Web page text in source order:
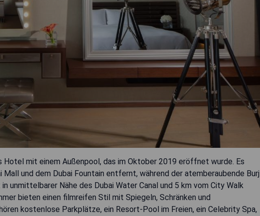
Hotel mit einem Außenpool, das im Oktober 2019 eröffnet wurde. Es
Mall und dem Dubai Fountain entfernt, während der atemberaubende Burj
unmittelbarer Nähe des Dubai Water Canal und 5 km vom City Walk
bieten einen filmreifen Stil mit Spiegeln, Schränken und
kostenlose Parkplätze, ein Resort-Pool im Freien, ein Celebrity Spa,